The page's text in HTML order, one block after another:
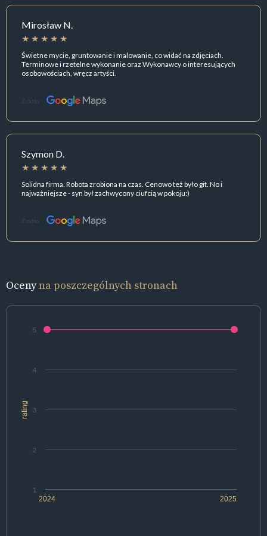
Mirosław N.
Świetne mycie, gruntowanie i malowanie, co widać na zdjęciach.
Terminowe i rzetelne wykonanie oraz Wykonawcy o interesujących
osobowościach, wręcz artyści.
Źródło:
Szymon D.
Solidna firma. Robota zrobiona na czas. Cenowo też było git. No i
najważniejsze - syn był zachwycony ciufcią w pokoju:)
Źródło:
Ocenyna poszczególnych stronach
rating
2024 2025
1
2
3
4
5